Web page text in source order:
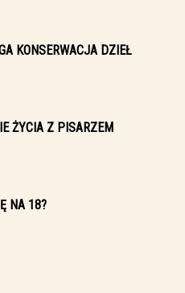
KONSERWACJA DZIEŁ
ŻYCIA Z PISARZEM
NA 18?